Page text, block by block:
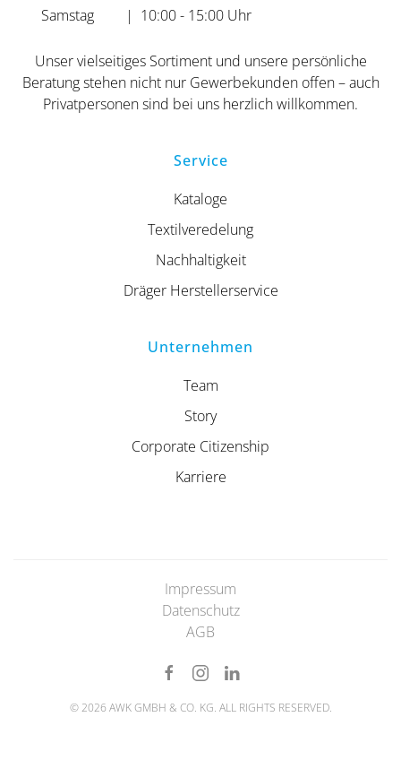
Samstag
| 10:00 - 15:00 Uhr
Unser vielseitiges Sortiment und unsere persönliche
Beratung stehen nicht nur Gewerbekunden offen – auch
Privatpersonen sind bei uns herzlich willkommen.
Service
Kataloge
Textilveredelung
Nachhaltigkeit
Dräger Herstellerservice
Unternehmen
Team
Story
Corporate Citizenship
Karriere
Impressum
Datenschutz
AGB
©2026 AWK GMBH & CO. KG. ALL RIGHTS RESERVED.